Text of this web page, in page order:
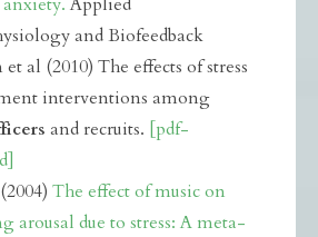
anxiety. Applied
and Biofeedback
et al (2010) The effects of stress
interventions among
and recruits. [pdf-
The effect of music on
arousal due to stress: A meta-